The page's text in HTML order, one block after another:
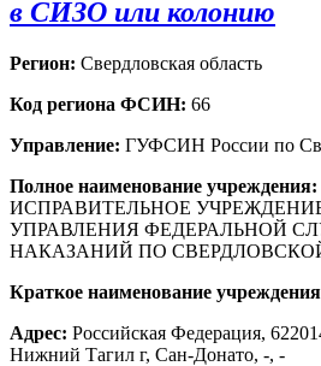
в СИЗО или колонию
Регион: Свердловская область
Код региона ФСИН: 66
Управление: ГУФСИН России по
Полное наименование учреждения:
ИСПРАВИТЕЛЬНОЕ
УПРАВЛЕНИЯ ФЕДЕРАЛЬНОЙ
НАКАЗАНИЙ ПО
Краткое наименование
Адрес: Российская Федерация,
Нижний Тагил г, Сан-Донато, -, -